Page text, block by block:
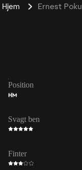
Hjem Ernest Poku
Position
HM
Svagt ben
Finter